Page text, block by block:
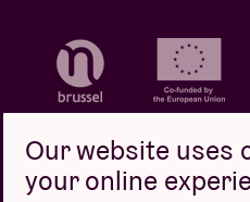
Our website uses
your online